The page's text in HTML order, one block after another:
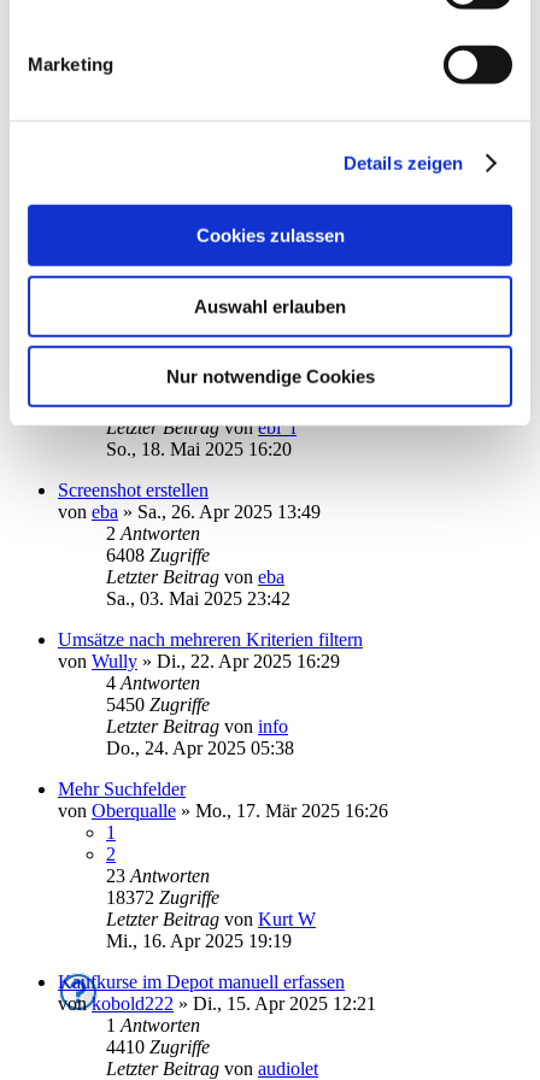
Marketing
Details zeigen
Cookies zulassen
Auswahl erlauben
Nur notwendige Cookies
2
Letzter BeitragvonPapakai
Antworten
Letzter Beitragvonerbhofbauer
Mi., 21. Mai 2025 08:01
Passwort Problem
Antworten
4432Zugriffe
Letzter Beitragvonebi_f
So., 18. Mai 2025 16:20
Screenshot erstellen
von eba » Sa., 26. Apr 2025 13:49
2 Antworten
6408 Zugriffe
Letzter Beitrag von eba
Sa., 03. Mai 2025 23:42
Umsätze nach mehreren Kriterien filtern
von Wully » Di., 22. Apr 2025 16:29
4 Antworten
5450 Zugriffe
Letzter Beitrag von info
Do., 24. Apr 2025 05:38
Mehr Suchfelder
von Oberqualle » Mo., 17. Mär 2025 16:26
1
2
23 Antworten
18372 Zugriffe
Letzter Beitrag von Kurt W
Mi., 16. Apr 2025 19:19
Kaufkurse im Depot manuell erfassen
vonkobold222 » Di., 15. Apr 2025 12:21
1 Antworten
4410 Zugriffe
Letzter Beitrag von audiolet